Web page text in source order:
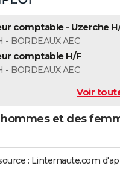
comptable - Uzerche
- BORDEAUX AEC
comptable H/F
- BORDEAUX AEC
Voir
et des
: Linternaute.com